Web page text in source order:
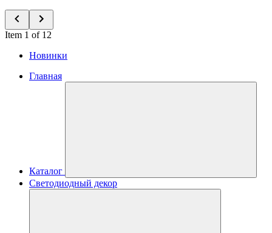
Item 1 of 12
Новинки
Главная
Каталог
Светодиодный декор